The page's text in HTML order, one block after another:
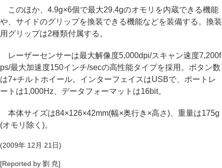
このほか、4.9g×6個で最大29.4gのオモリを内蔵できる機能
や、サイドのグリップを換装できる機能などを装備する。換装
用グリップは2種類付属する。
レーザーセンサーは最大解像度5,000dpi/スキャン速度7,200f
ps/最大加速度150インチ/secの高性能タイプを採用。ボタン数
は7+チルトホイール。インターフェイスはUSBで、ポートレ
ートは1,000Hz、データフォーマットは16bit。
本体サイズは84×126×42mm(幅×奥行き×高さ)、重量は175g
(オモリ除く)。
(2009年 12月 21日)
[Reported by 劉 尭]